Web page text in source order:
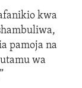
kwa
pamoja na
wa